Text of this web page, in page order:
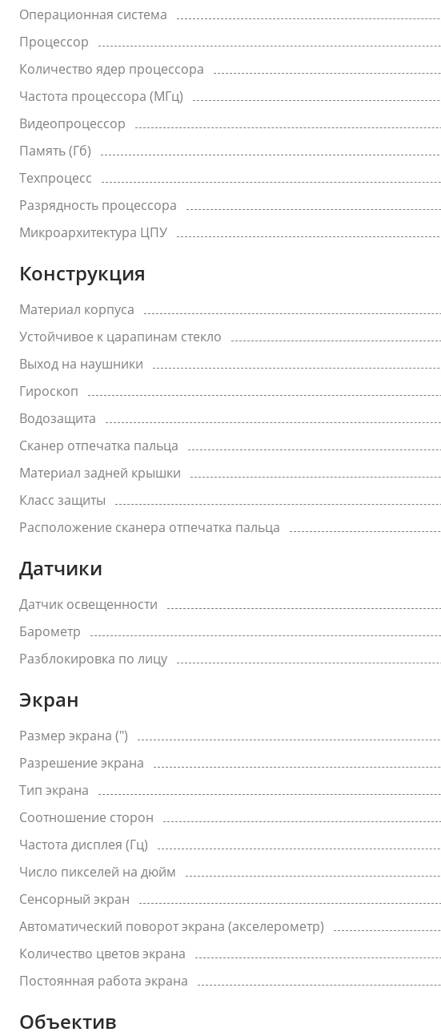
Операционная система
Процессор
Количество ядер процессора
Частота процессора (МГц)
Видеопроцессор
Память (Гб)
Техпроцесс
Разрядность процессора
Микроархитектура ЦПУ
Конструкция
Материал корпуса
Устойчивое к царапинам стекло
Выход на наушники
Гироскоп
Водозащита
Сканер отпечатка пальца
Материал задней крышки
Класс защиты
Расположение сканера отпечатка пальца
Датчики
Датчик освещенности
Барометр
Разблокировка по лицу
Экран
Размер экрана (")
Разрешение экрана
Тип экрана
Соотношение сторон
Частота дисплея (Гц)
Число пикселей на дюйм
Сенсорный экран
Автоматический поворот экрана (акселерометр)
Количество цветов экрана
Постоянная работа экрана
Объектив